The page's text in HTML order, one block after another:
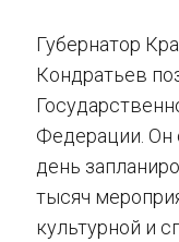
Губернатор
Кондратьев
Федерации. Он
день
тысяч
культурной и